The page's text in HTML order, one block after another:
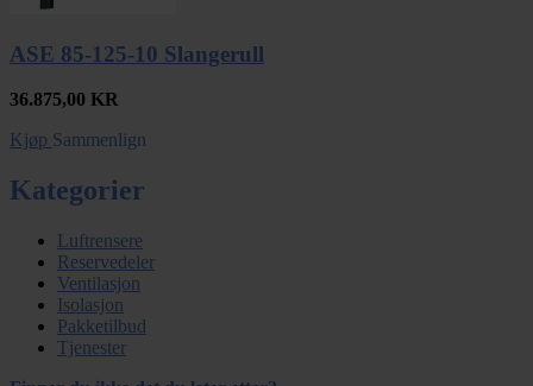
ASE 85-125-10 Slangerull
36.875,00 KR
Kjøp Sammenlign
Kategorier
Luftrensere
Reservedeler
Ventilasjon
Isolasjon
Pakketilbud
Tjenester